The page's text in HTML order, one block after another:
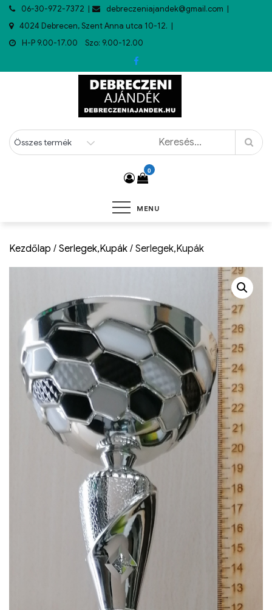
06-30-972-7372
debreczeniajandek@gmail.com
4024 Debrecen, Szent Anna utca 10-12.
H-P 9.00-17.00 Szo: 9.00-12.00
0
MENU
Kezdőlap / Serlegek,Kupák / Serlegek,Kupák